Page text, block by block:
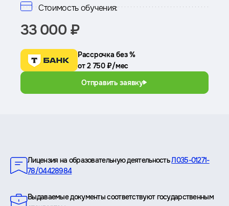
Стоимость обучения:
33 000 ₽
Рассрочка без %
от 2 750 ₽/мес
Отправить заявку
Лицензия на образовательную деятельностьЛ035-01271-
78/04428984
Выдаваемые документы соответствуют государственным